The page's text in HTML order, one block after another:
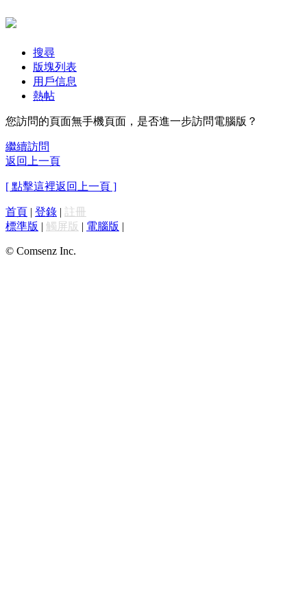
搜尋
版塊列表
用戶信息
熱帖
您訪問的頁面無手機頁面，是否進一步訪問電腦版？
繼續訪問
返回上一頁
[ 點擊這裡返回上一頁 ]
首頁 | 登錄 | 註冊
標準版 | 觸屏版 | 電腦版 |
© Comsenz Inc.